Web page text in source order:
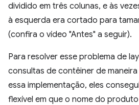
dividido em três colunas, e às
à esquerda era cortado para
(confira o vídeo "Antes" a seguir).
Para resolver esse problema de
consultas de contêiner de
essa implementação, eles
flexível em que o nome do